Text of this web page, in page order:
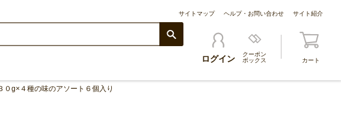
サイトマップ ヘルプ・お問い合わせ サイト紹介
ログイン
クーポン
ボックス
カート
g×４種の味のアソート６個入り